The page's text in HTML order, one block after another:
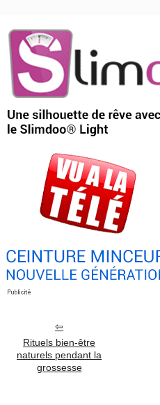
Rituels bien-être
naturels pendant la
grossesse